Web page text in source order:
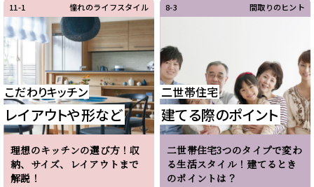
11-1 憧れのライフスタイル
こだわりキッチン
レイアウトや形など
理想のキッチンの選び方！収
納、サイズ、レイアウトまで
解説！
8-3 間取りのヒント
二世帯住宅
建てる際のポイント
二世帯住宅3つのタイプで変わ
る生活スタイル！建てるとき
のポイントは？